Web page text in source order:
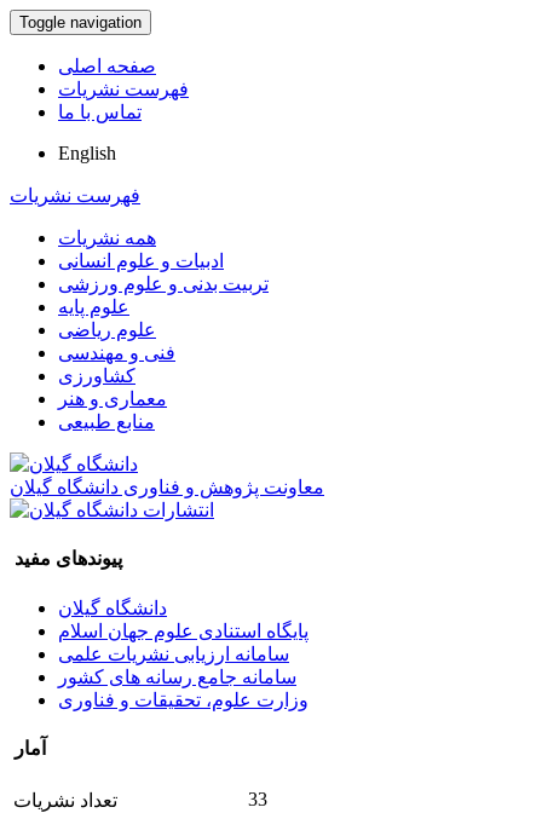
Toggle navigation
صفحه اصلی
فهرست نشریات
تماس با ما
English
فهرست نشریات
همه نشریات
ادبیات و علوم انسانی
تربیت بدنی و علوم ورزشی
علوم پایه
علوم ریاضی
فنی و مهندسی
کشاورزی
معماری و هنر
منابع طبیعی
معاونت پژوهش و فناوری دانشگاه گیلان
پیوندهای مفید
دانشگاه گیلان
پایگاه استنادی علوم جهان اسلام
سامانه ارزیابی نشریات علمی
سامانه جامع رسانه های کشور
وزارت علوم، تحقیقات و فناوری
آمار
تعداد نشریات
33